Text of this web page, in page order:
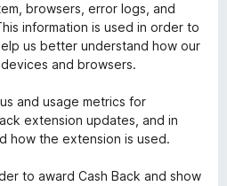
browsers, error logs, and
information is used in order to
us better understand how our
and browsers.
and usage metrics for
extension updates, and in
how the extension is used.
to award Cash Back and show